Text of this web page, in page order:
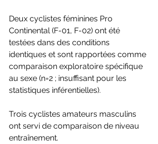
Deux cyclistes féminines Pro
Continental (F-01, F-02) ont été
testées dans des conditions
identiques et sont rapportées comme
comparaison exploratoire spécifique
au sexe (n=2 ; insuffisant pour les
statistiques inférentielles).
Trois cyclistes amateurs masculins
ont servi de comparaison de niveau
entraînement.